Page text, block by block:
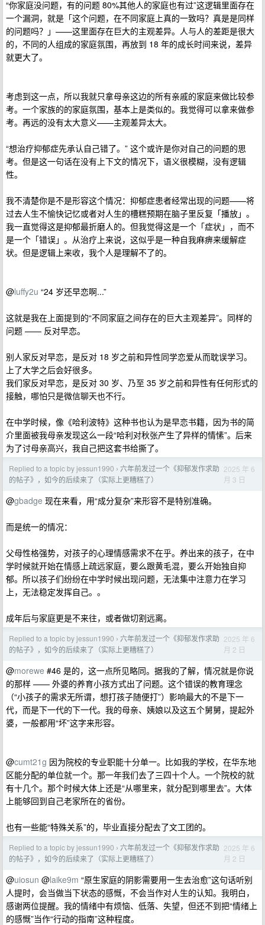
“你家庭没问题，有的问题 80%其他人的家庭也有过”这逻辑里面存在
一个漏洞，就是「这个问题，在不同家庭上真的一致吗？真是是同样
的问题吗？」——这里面存在巨大的主观差异。人与人的差距是很大
的，不同的人组成的家庭氛围，再放到 18 年的成长时间来说，差异
就更大了。
考虑到这一点，所以我就只拿母亲这边的所有亲戚的家庭来做比较参
考。一个家族的的家庭氛围，基本上是类似的。我觉得可以拿来做参
考。再远的没有太大意义——主观差异太大。
“想治疗抑郁症先承认自己错了。” 这个或许是你对自己的问题的思
考。但是这一句话在没有上下文的情况下，语义很模糊，没有逻辑
性。
我不清楚你是不是形容这个情况：抑郁症患者经常出现的问题——将
过去人生不愉快记忆或者对人生的槽糕预期在脑子里反复「播放」。
我一直觉得这是抑郁最折磨人的。但我觉得这是一个「症状」，而不
是一个「错误」。从治疗上来说，这似乎是一种自我麻痹来缓解症
状。但是逻辑上来收，我个人是理解不了的。
@luffy2u “24 岁还早恋啊...”
这就是我在上面提到的“不同家庭之间存在的巨大主观差异”。同样的
问题 —— 反对早恋。
别人家反对早恋，是反对 18 岁之前和异性同学恋爱从而耽误学习。
上了大学之后会好很多。
我们家反对早恋，是反对 30 岁、乃至 35 岁之前和异性有任何形式的
接触，哪怕只是微信聊天也不行。
在中学时候，像《哈利波特》这种书也认为是早恋书籍，因为书的简
介里面被我母亲发现这么一段“哈利对秋张产生了异样的情愫”。后来
为了讨母亲高兴，我自己把这套书给撕了。
Replied to a topic by jessun1990 › 六年前发过一个《抑郁发作求助
的帖子》，如今的后续来了（实际上更糟糕了）
2025 年 6
月 3 日
@gbadge 现在来看，用“成分复杂”来形容不是特别准确。
而是统一的情况：
父母性格强势，对孩子的心理情感需求不在乎。养出来的孩子，在中
学时候就开始在情感上疏远家庭，要么跟黄毛混，要么开始独自抑
郁。所以孩子们纷纷在中学时候出现问题，无法集中注意力在学习
上，无法稳定发挥自己。。
成年后与家庭更是不来往，或者做切割远离。
Replied to a topic by jessun1990 › 六年前发过一个《抑郁发作求助
的帖子》，如今的后续来了（实际上更糟糕了）
2025 年 6
月 2 日
@morewe #46 是的，这一点所见略同。据我的了解，情况就是你说
的那样 —— 外婆的养育小孩方式出了问题。这个错误的教育理念
（“小孩子的需求无所谓，想打孩子随便打”）影响最大的不是下一
代，而是下一代的下一代。我的母亲、姨娘以及这五个舅舅，提起外
婆，一般都用“坏”这字来形容。
@cumt21g 因为院校的专业职能十分单一。比如我的学校，在华东地
区能分配的单位就一个。那一年我们去了三四十个人。一个院校的就
有十几个。那个时候大体上还是“从哪里来，就分配到哪里去”。大体
上能够回到自己老家所在的省份。
也有一些能“特殊关系”的，毕业直接分配去了文工团的。
Replied to a topic by jessun1990 › 六年前发过一个《抑郁发作求助
的帖子》，如今的后续来了（实际上更糟糕了）
2025 年 6
月 2 日
@uiosun @laike9m “原生家庭的阴影需要用一生去治愈”这句话听别
人提时，会当做当下状态的感慨，不会当作对人生的认知。我明白，
感谢两位提醒。我的情绪中有烦恼、低落、失望，但还不到把“情绪上
的感慨”当作“行动的指南”这种程度。